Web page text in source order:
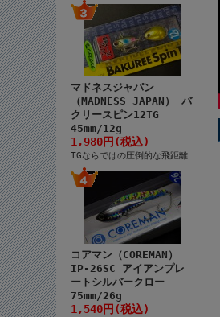
マドネスジャパン
（MADNESS JAPAN） バ
クリースピン12TG
45mm/12g
1,980円(税込)
TGならではの圧倒的な飛距離
コアマン（COREMAN）
IP-26SC アイアンプレ
ートシルバークロー
75mm/26g
1,540円(税込)